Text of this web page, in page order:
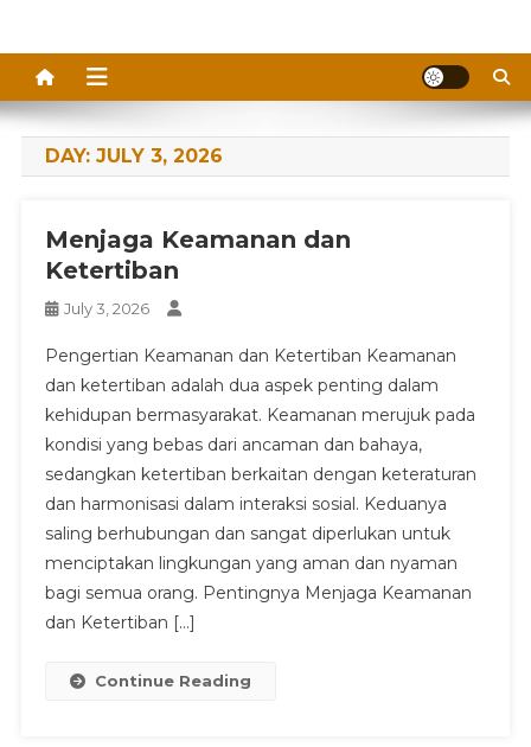
DAY: JULY 3, 2026
Menjaga Keamanan dan
Ketertiban
July 3, 2026
Pengertian Keamanan dan Ketertiban Keamanan
dan ketertiban adalah dua aspek penting dalam
kehidupan bermasyarakat. Keamanan merujuk pada
kondisi yang bebas dari ancaman dan bahaya,
sedangkan ketertiban berkaitan dengan keteraturan
dan harmonisasi dalam interaksi sosial. Keduanya
saling berhubungan dan sangat diperlukan untuk
menciptakan lingkungan yang aman dan nyaman
bagi semua orang. Pentingnya Menjaga Keamanan
dan Ketertiban […]
Continue Reading